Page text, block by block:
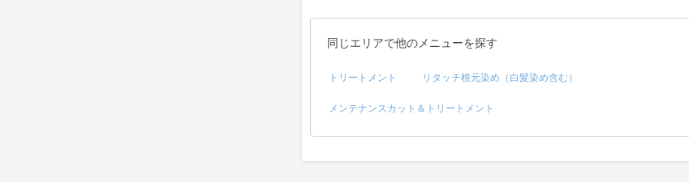
同じエリアで他のメニューを探す
トリートメント リタッチ根元染め（白髪染め含む）
メンテナンスカット＆トリートメント